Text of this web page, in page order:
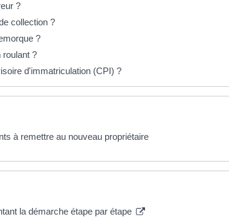
?
collection ?
?
roulant ?
d'immatriculation (CPI) ?
à remettre au nouveau propriétaire
la démarche étape par étape